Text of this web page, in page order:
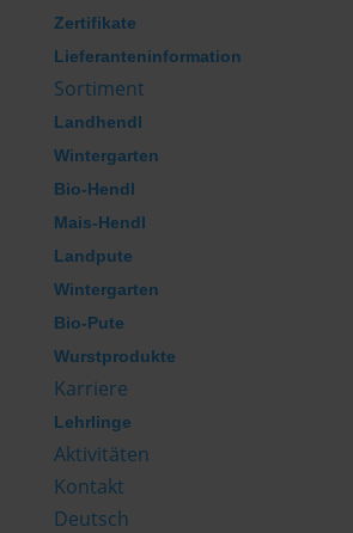
Zertifikate
Lieferanteninformation
Sortiment
Landhendl
Wintergarten
Bio-Hendl
Mais-Hendl
Landpute
Wintergarten
Bio-Pute
Wurstprodukte
Karriere
Lehrlinge
Aktivitäten
Kontakt
Deutsch